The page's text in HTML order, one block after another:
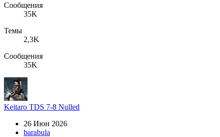
Сообщения
35K
Темы
2,3K
Сообщения
35K
Keitaro TDS 7-8 Nulled
26 Июн 2026
barabula